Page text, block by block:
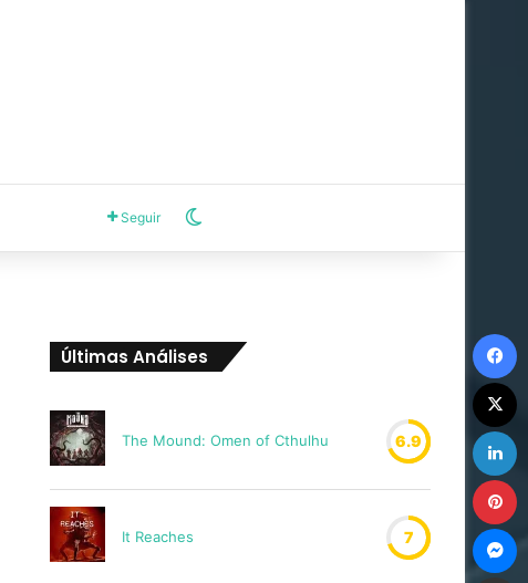
Seguir
Últimas Análises
The Mound: Omen of Cthulhu 6.9
It Reaches 7